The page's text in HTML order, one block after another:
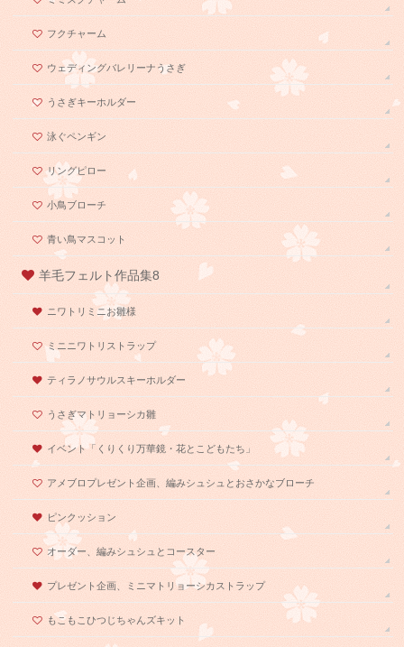
フクチャーム
ウェディングバレリーナうさぎ
うさぎキーホルダー
泳ぐペンギン
リングピロー
小鳥ブローチ
青い鳥マスコット
羊毛フェルト作品集8
ニワトリミニお雛様
ミニニワトリストラップ
ティラノサウルスキーホルダー
うさぎマトリョーシカ雛
イベント「くりくり万華鏡・花とこどもたち」
アメブロプレゼント企画、編みシュシュとおさかなブローチ
ピンクッション
オーダー、編みシュシュとコースター
プレゼント企画、ミニマトリョーシカストラップ
もこもこひつじちゃんズキット